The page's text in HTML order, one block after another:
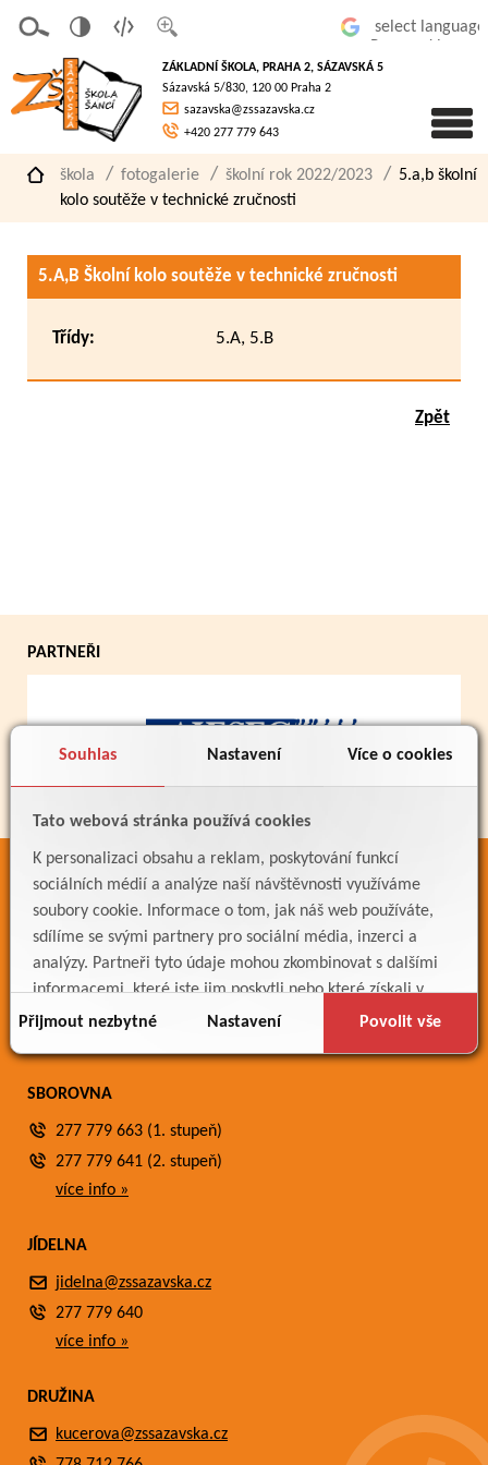
Souhlas Nastavení Více o cookies
Tato webová stránka používá cookies
K personalizaci obsahu a reklam, poskytování funkcí
sociálních médií a analýze naší návštěvnosti využíváme
soubory cookie. Informace o tom, jak náš web používáte,
sdílíme se svými partnery pro sociální média, inzerci a
analýzy. Partneři tyto údaje mohou zkombinovat s dalšími
informacemi, které jste jim poskytli nebo které získali v
důsledku toho, že používáte jejich služby.
Přijmout nezbytné Nastavení Povolit vše
písmo
á
verze
pro
slaboz
raké
ZÁKLADNÍ ŠKOLA, PRAHA 2, SÁZAVSKÁ 5
Sázavská 5/830, 120 00 Praha 2
sazavska@zssazavska.cz
+420 277 779 643
škola fotogalerie školní rok 2022/2023
5.a,b školní
kolo soutěže v technické zručnosti
5.A,B Školní kolo soutěže v technické zručnosti
Třídy: 5.A, 5.B
Zpět
PARTNEŘI
ODKAZY
Bakaláři
Jídelníček
Meteostanice
SBOROVNA
277 779 663 (1. stupeň)
277 779 641 (2. stupeň)
více info »
JÍDELNA
jidelna@zssazavska.cz
277 779 640
více info »
DRUŽINA
kucerova@zssazavska.cz